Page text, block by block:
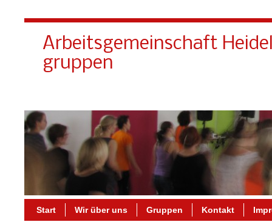
Arbeitsgemeinschaft
gruppen
Start Wir über uns Gruppen Kontakt